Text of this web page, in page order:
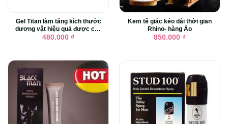
Gel Titan làm tăng kích thước
dương vật hiệu quả được chế
xuất từ Nga
480.000 ₫
Kem tê giác kéo dài thời gian
Rhino- hàng Áo
850.000 ₫